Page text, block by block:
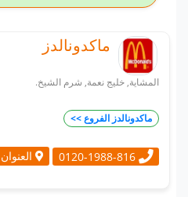
ماكدونالدز
المشاية, خليج نعمة, شرم الشيخ.
ماكدونالدز الفروع >>
0120-1988-816 العنوان